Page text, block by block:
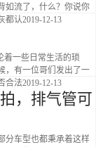
如流了，什么？你说你
都认2019-12-13
着一些日常生活的琐
，有一位哥们发出了一
合法2019-12-13
，排气管可
分车型也都秉承着这样